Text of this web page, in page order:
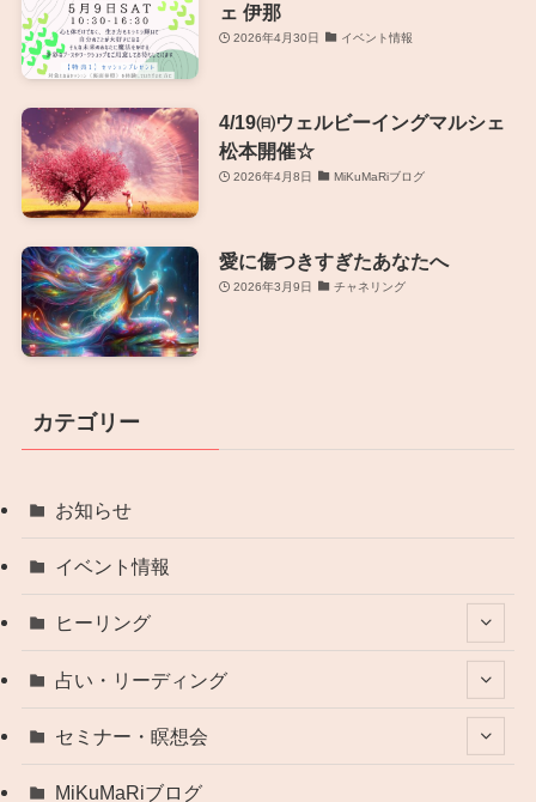
ェ 伊那
2026年4月30日 イベント情報
4/19㈰ウェルビーイングマルシェ
松本開催☆
2026年4月8日 MiKuMaRiブログ
愛に傷つきすぎたあなたへ
2026年3月9日 チャネリング
カテゴリー
お知らせ
イベント情報
ヒーリング
占い・リーディング
セミナー・瞑想会
MiKuMaRiブログ